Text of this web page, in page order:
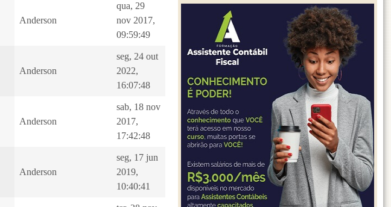
Anderson
qua, 29
nov 2017,
09:59:49
Anderson
seg, 24 out
2022,
16:07:48
Anderson
sab, 18 nov
2017,
17:42:48
Anderson
seg, 17 jun
2019,
10:40:41